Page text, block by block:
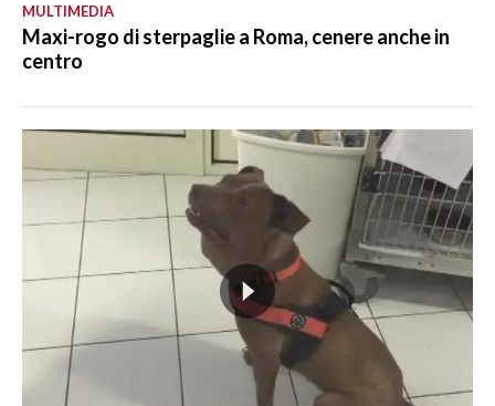
MULTIMEDIA
Maxi-rogo di sterpaglie a Roma, cenere anche in
centro